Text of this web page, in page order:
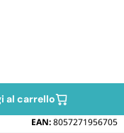
al carrello
EAN:8057271956705